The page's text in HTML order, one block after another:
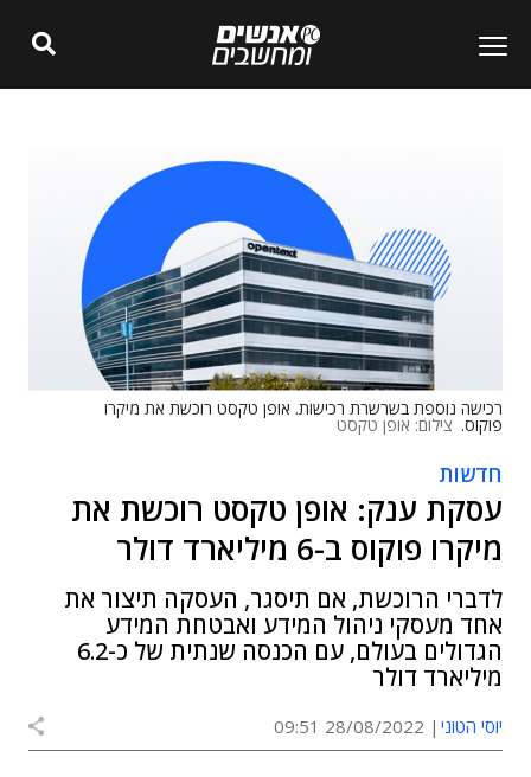
רכישה נוספת בשרשרת רכישות. אופן טקסט רוכשת את מיקרו
פוקוס. צילום: אופן טקסט
חדשות
עסקת ענק: אופן טקסט רוכשת את
מיקרו פוקוס ב-6 מיליארד דולר
לדברי הרוכשת, אם תיסגר, העסקה תיצור את
אחד מעסקי ניהול המידע ואבטחת המידע
הגדולים בעולם, עם הכנסה שנתית של כ-6.2
מיליארד דולר
יוסי הטוני 28/08/2022 09:51